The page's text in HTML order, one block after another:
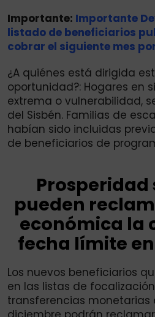
Importante: Importante
listado de beneficiarios
cobrar el siguiente mes
¿A quiénes está dirigida
oportunidad?: Hogares en
extrema o vulnerabilidad,
del Sisbén. Familias de
habían sido incluidas
de beneficiarios de
Prosperidad
pueden
económica la
fecha límite
Los nuevos beneficiarios
en las listas de
transferencias monetarias